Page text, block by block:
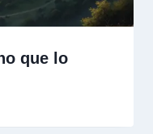
que lo